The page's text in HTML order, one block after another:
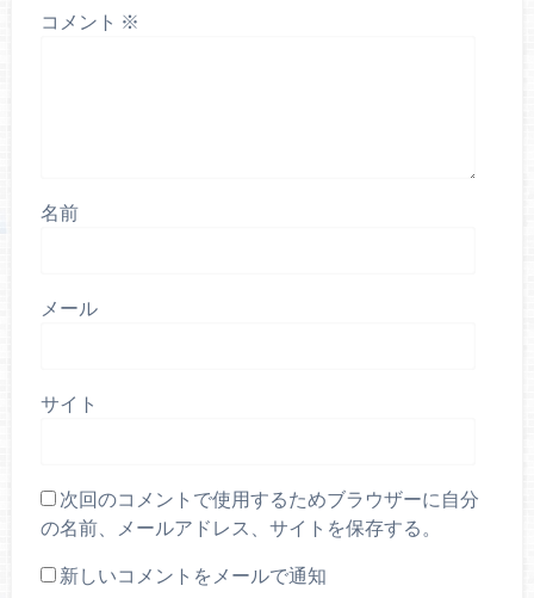
コメント ※
名前
メール
サイト
次回のコメントで使用するためブラウザーに自分
の名前、メールアドレス、サイトを保存する。
新しいコメントをメールで通知